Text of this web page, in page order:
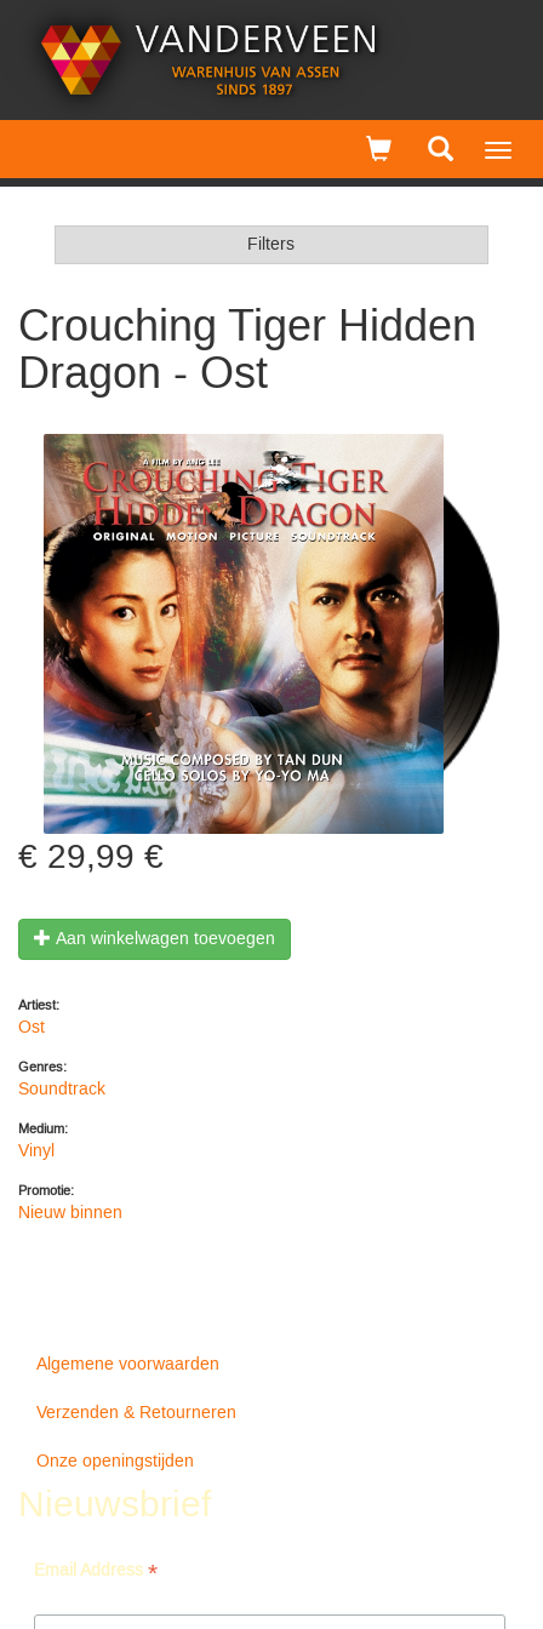
Filters
Crouching Tiger Hidden
Dragon - Ost
29,99 €
Aan winkelwagen toevoegen
Artiest:
Ost
Genres:
Soundtrack
Medium:
Vinyl
Promotie:
Nieuw binnen
Algemene voorwaarden
Verzenden & Retourneren
Onze openingstijden
Nieuwsbrief
Email Address *